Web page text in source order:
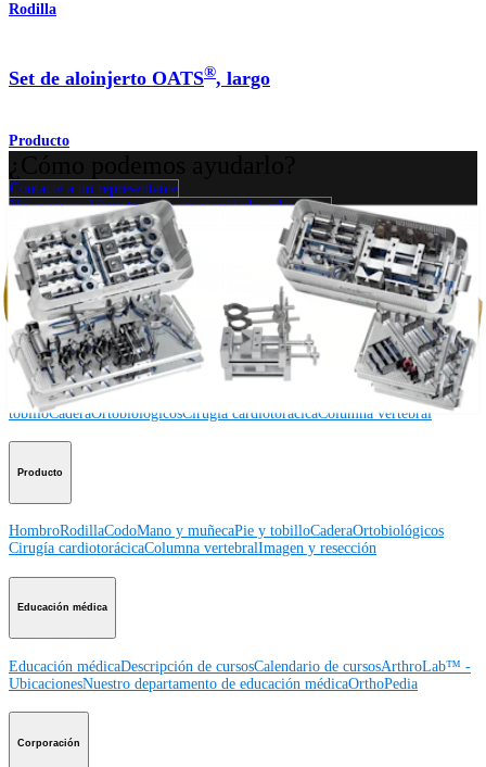
Rodilla
Set de aloinjerto OATS®, largo
Producto
Contacte a un representante
Ver eventos, laboratorios y oportunidades educativas
Regístrese para recibir: ¿Qué hay de nuevo en Arthrex?
Conéctese con nosotros
Procedimiento
HombroRodillaCodo
tobilloCaderaOrtobiológicosCirugía cardiotorácicaColumna vertebral
Producto
HombroRodillaCodoMano y muñecaPie y tobilloCaderaOrtobiológicos
Cirugía cardiotorácicaColumna vertebralImagen y resección
Educación médica
Educación médicaDescripción de cursosCalendario de cursosArthroLab™ -
UbicacionesNuestro departamento de educación médicaOrthoPedia
Corporación